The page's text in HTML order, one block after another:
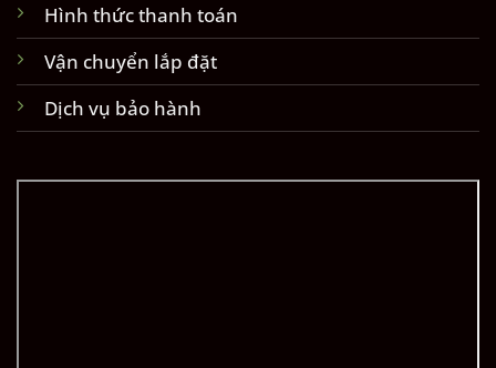
Hình thức thanh toán
Vận chuyển lắp đặt
Dịch vụ bảo hành